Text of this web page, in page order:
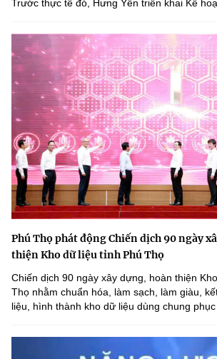
Trước thực tế đó, Hưng Yên triển khai Kế
Phú Thọ phát động Chiến dịch 90 ngày
thiện Kho dữ liệu tỉnh Phú Thọ
Chiến dịch 90 ngày xây dựng, hoàn thiện
Thọ nhằm chuẩn hóa, làm sạch, làm giàu,
liệu, hình thành kho dữ liệu dùng chung phục